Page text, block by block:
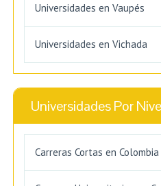
Universidades en Vaupés
Universidades en Vichada
Universidades Por
Carreras Cortas en Colombia